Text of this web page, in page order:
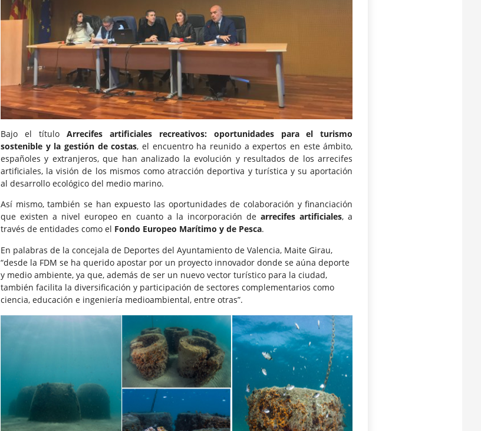
Bajo el título Arrecifes artificiales recreativos: oportunidades para el turismo
sostenible y la gestión de costas, el encuentro ha reunido a expertos en este ámbito,
españoles y extranjeros, que han analizado la evolución y resultados de los arrecifes
artificiales, la visión de los mismos como atracción deportiva y turística y su aportación
al desarrollo ecológico del medio marino.
Así mismo, también se han expuesto las oportunidades de colaboración y financiación
que existen a nivel europeo en cuanto a la incorporación dearrecifes artificiales, a
través de entidades como el Fondo Europeo Marítimo y de Pesca.
En palabras de la concejala de Deportes del Ayuntamiento de Valencia, Maite Girau,
“desde la FDM se ha querido apostar por un proyecto innovador donde se aúna deporte
y medio ambiente, ya que, además de ser un nuevo vector turístico para la ciudad,
también facilita la diversificación y participación de sectores complementarios como
ciencia, educación e ingeniería medioambiental, entre otras”.